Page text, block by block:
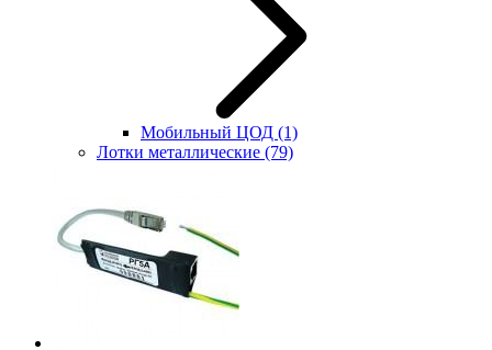
Мобильный ЦОД (1)
Лотки металлические (79)